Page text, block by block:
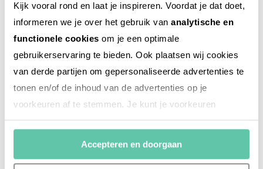
Kijk vooral rond en laat je inspireren. Voordat je dat doet,
informeren we je over het gebruik van analytische en
functionele cookies om je een optimale
gebruikerservaring te bieden. Ook plaatsen wij cookies
van derde partijen om gepersonaliseerde advertenties te
tonen en/of de inhoud van de advertenties op je
voorkeuren af te stemmen. Je kunt je voorkeuren
beheren via ‘Zelf instellen’. Klik je op ‘Accepteren en
Accepteren en doorgaan